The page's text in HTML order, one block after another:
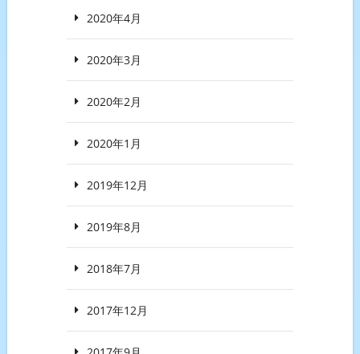
2020年4月
2020年3月
2020年2月
2020年1月
2019年12月
2019年8月
2018年7月
2017年12月